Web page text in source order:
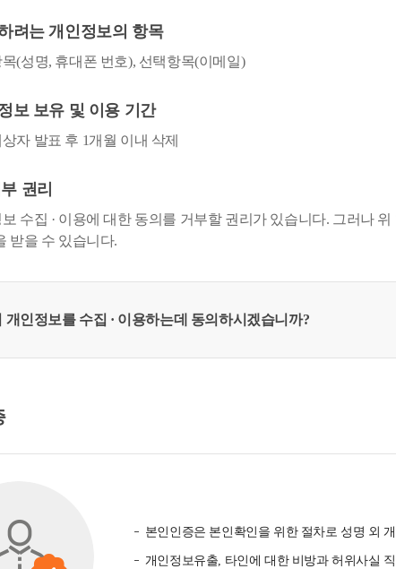
려는 개인정보의 항목
(성명, 휴대폰 번호), 선택항목(이메일)
보 보유 및 이용 기간
자 발표 후 1개월 이내 삭제
권리
수집 · 이용에 대한 동의를 거부할 권리가 있습니다. 그러나
받을 수 있습니다.
개인정보를 수집 · 이용하는데 동의하시겠습니까?
본인인증은 본인확인을 위한 절차로 성명 외
개인정보유출, 타인에 대한 비방과 허위사실